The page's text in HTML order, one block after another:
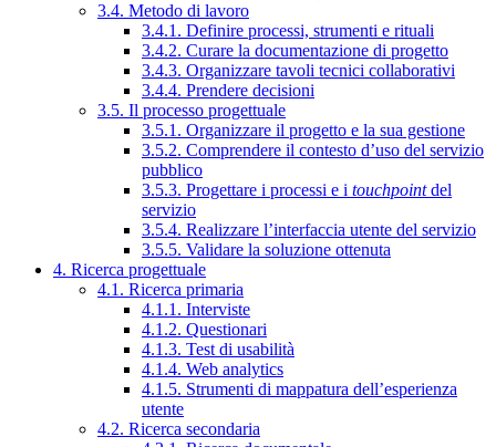
3.4. Metodo di lavoro
3.4.1. Definire processi, strumenti e rituali
3.4.2. Curare la documentazione di progetto
3.4.3. Organizzare tavoli tecnici collaborativi
3.4.4. Prendere decisioni
3.5. Il processo progettuale
3.5.1. Organizzare il progetto e la sua gestione
3.5.2. Comprendere il contesto d’uso del servizio
pubblico
3.5.3. Progettare i processi e i touchpointdel
servizio
3.5.4. Realizzare l’interfaccia utente del servizio
3.5.5. Validare la soluzione ottenuta
4. Ricerca progettuale
4.1. Ricerca primaria
4.1.1. Interviste
4.1.2. Questionari
4.1.3. Test di usabilità
4.1.4. Web analytics
4.1.5. Strumenti di mappatura dell’esperienza
utente
4.2. Ricerca secondaria